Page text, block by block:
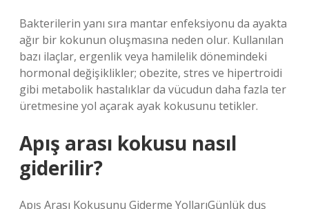
Bakterilerin yanı sıra mantar enfeksiyonu da ayakta
ağır bir kokunun oluşmasına neden olur. Kullanılan
bazı ilaçlar, ergenlik veya hamilelik dönemindeki
hormonal değişiklikler; obezite, stres ve hipertroidi
gibi metabolik hastalıklar da vücudun daha fazla ter
üretmesine yol açarak ayak kokusunu tetikler.
Apış arası kokusu nasıl
giderilir?
Apış Arası Kokusunu Giderme YollarıGünlük duş